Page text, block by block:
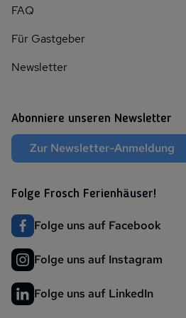
FAQ
Für Gastgeber
Newsletter
Abonniere unseren Newsletter
Zur Newsletter-Anmeldung
Folge Frosch Ferienhäuser!
Folge uns auf Facebook
Folge uns auf Instagram
Folge uns auf LinkedIn